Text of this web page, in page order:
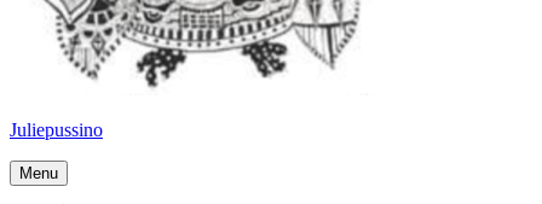
Juliepussino
Menu